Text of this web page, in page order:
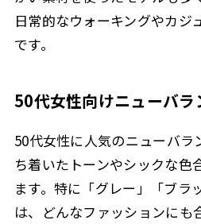
日常的なウォーキングやカジ
です。
50代女性向けニューバラ
50代女性に人気のニューバ
ち着いたトーンやシックな色
ます。特に「グレー」「ブラ
は、どんなファッションにも